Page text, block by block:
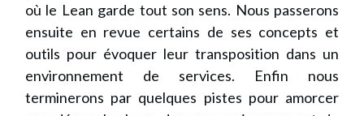
où le Lean garde tout son sens. Nous passerons
ensuite en revue certains de ses concepts et
outils pour évoquer leur transposition dans un
environnement de services. Enfin nous
terminerons par quelques pistes pour amorcer